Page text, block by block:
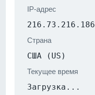
IP-адрес
216.73.216.186
Страна
США (US)
Текущее время
Загрузка...